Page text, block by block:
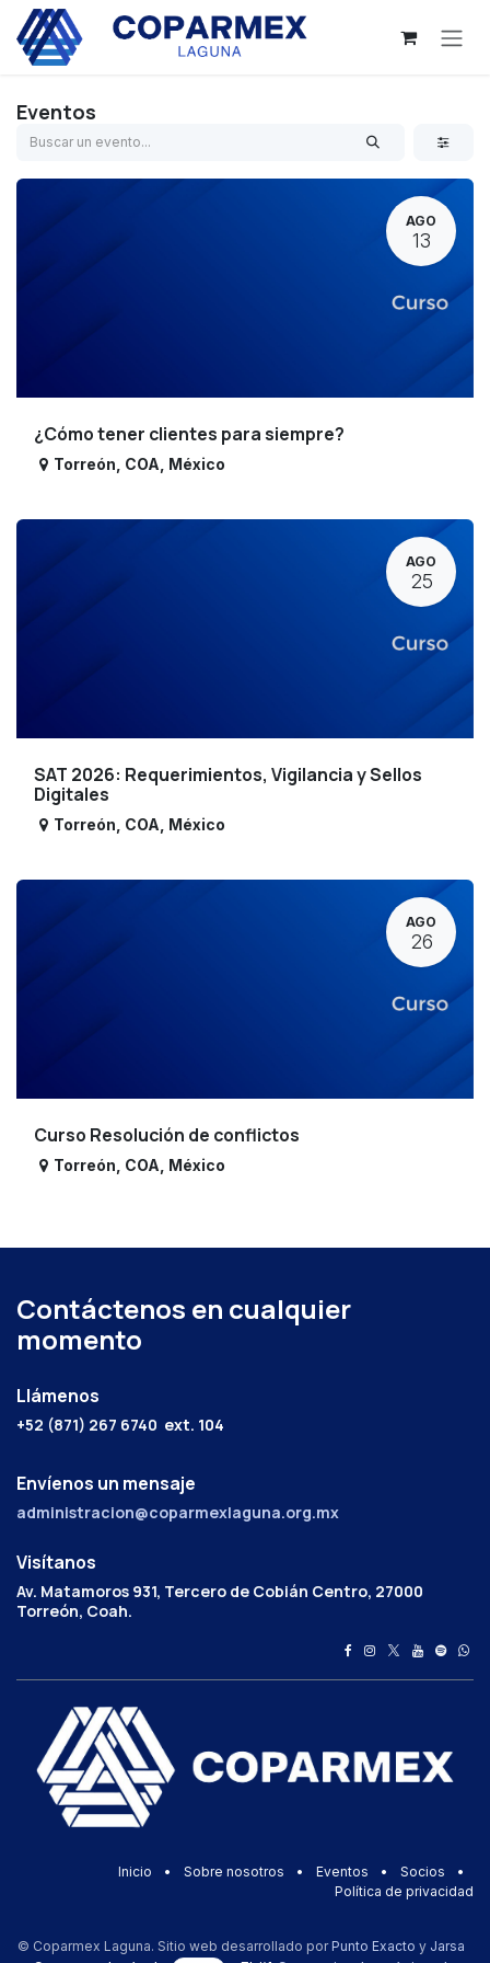
Ir al contenido
Eventos
AGO
13
¿Cómo tener clientes para siempre?
Torreón COA México
AGO
25
SAT 2026: Requerimientos, Vigilancia y Sellos
Digitales
Torreón COA México
AGO
26
Curso Resolución de conflictos
Torreón COA México
Contáctenos en cualquier
momento
Llámenos
+52 (871) 267 6740 ext. 104
Envíenos un mensaje
administracion@coparmexlaguna.org.mx
Visítanos
Av. Matamoros 931, Tercero de Cobián Centro, 27000
Torreón, Coah.
Inicio • Sobre nosotros • Eventos • Socios
•
Política de privacidad
© Coparmex Laguna. Sitio web desarrollado por Punto Exacto y Jarsa